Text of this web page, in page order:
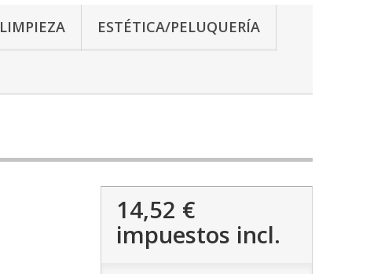
LIMPIEZA ESTÉTICA/PELUQUERÍA
14,52 €
impuestos incl.